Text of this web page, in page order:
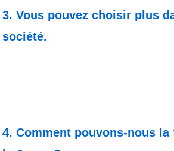
3. Vous pouvez choisir plus
société.
4. Comment pouvons-nous